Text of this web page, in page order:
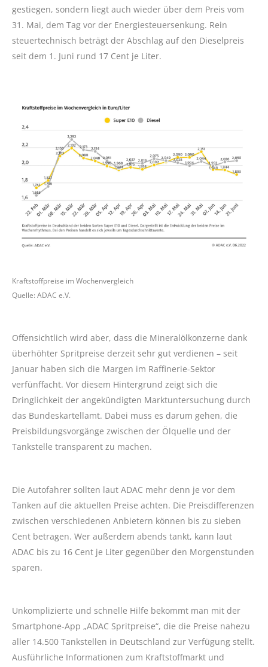
gestiegen, sondern liegt auch wieder über dem Preis vom
31. Mai, dem Tag vor der Energiesteuersenkung. Rein
steuertechnisch beträgt der Abschlag auf den Dieselpreis
seit dem 1. Juni rund 17 Cent je Liter.
Kraftstoffpreise im Wochenvergleich
Quelle: ADAC e.V.
Offensichtlich wird aber, dass die Mineralölkonzerne dank
überhöhter Spritpreise derzeit sehr gut verdienen – seit
Januar haben sich die Margen im Raffinerie-Sektor
verfünffacht. Vor diesem Hintergrund zeigt sich die
Dringlichkeit der angekündigten Marktuntersuchung durch
das Bundeskartellamt. Dabei muss es darum gehen, die
Preisbildungsvorgänge zwischen der Ölquelle und der
Tankstelle transparent zu machen.
Die Autofahrer sollten laut ADAC mehr denn je vor dem
Tanken auf die aktuellen Preise achten. Die Preisdifferenzen
zwischen verschiedenen Anbietern können bis zu sieben
Cent betragen. Wer außerdem abends tankt, kann laut
ADAC bis zu 16 Cent je Liter gegenüber den Morgenstunden
sparen.
Unkomplizierte und schnelle Hilfe bekommt man mit der
Smartphone-App „ADAC Spritpreise“, die die Preise nahezu
aller 14.500 Tankstellen in Deutschland zur Verfügung stellt.
Ausführliche Informationen zum Kraftstoffmarkt und